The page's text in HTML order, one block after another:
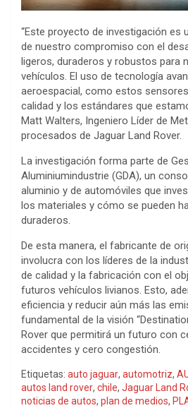
“Este proyecto de investigación es
de nuestro compromiso con el
ligeros, duraderos y robustos para
vehículos. El uso de tecnología
aeroespacial, como estos
calidad y los estándares que
Matt Walters, Ingeniero Líder de
procesados de Jaguar Land Rover.
La investigación forma parte de
Aluminiumindustrie (GDA), un
aluminio y de automóviles que
los materiales y cómo se pueden
duraderos.
De esta manera, el fabricante de
involucra con los líderes de la
de calidad y la fabricación con el
futuros vehículos livianos. Esto,
eficiencia y reducir aún más las
fundamental de la visión
Rover que permitirá un futuro con
accidentes y cero congestión.
Etiquetas: auto jaguar, automotriz,
autos land rover, chile, Jaguar Land
noticias de autos, plan de medios,